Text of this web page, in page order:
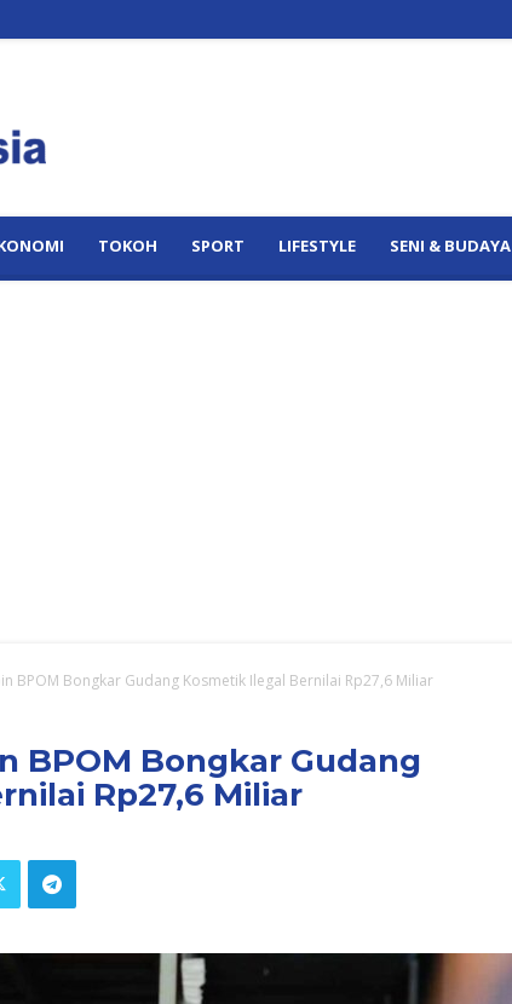
TOKOH SPORT LIFESTYLE SENI & BUDAYA
BPOM Bongkar Gudang Kosmetik Ilegal Bernilai Rp27,6 Miliar
BPOM Bongkar Gudang
Rp27,6 Miliar